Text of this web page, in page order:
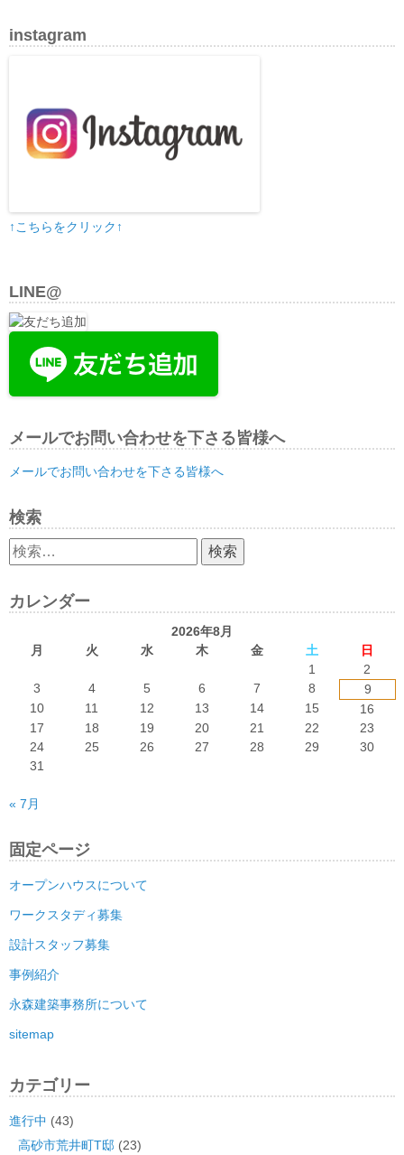
instagram
↑こちらをクリック↑
LINE@
メールでお問い合わせを下さる皆様へ
メールでお問い合わせを下さる皆様へ
検索
検
索:
カレンダー
2026年8月
月
火 水 木 金 土
日
1
2
3
4 5 6 7 8
9
10
11 12 13 14 15
16
17
18 19 20 21 22
23
24
25 26 27 28 29
30
31
« 7月
固定ページ
オープンハウスについて
ワークスタディ募集
設計スタッフ募集
事例紹介
永森建築事務所について
sitemap
カテゴリー
進行中 (43)
高砂市荒井町T邸 (23)